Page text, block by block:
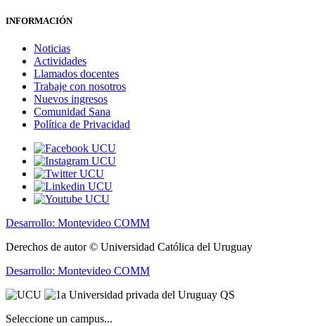
INFORMACIÓN
Noticias
Actividades
Llamados docentes
Trabaje con nosotros
Nuevos ingresos
Comunidad Sana
Política de Privacidad
Desarrollo: Montevideo COMM
Derechos de autor © Universidad Católica del Uruguay
Desarrollo: Montevideo COMM
Seleccione un campus...